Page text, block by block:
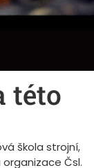
této
škola strojní,
Čsl.